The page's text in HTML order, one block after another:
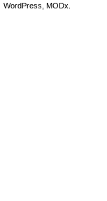
WordPress, MODx.